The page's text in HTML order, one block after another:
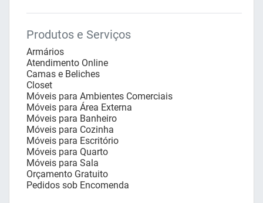
Produtos e Serviços
Armários
Atendimento Online
Camas e Beliches
Closet
Móveis para Ambientes Comerciais
Móveis para Área Externa
Móveis para Banheiro
Móveis para Cozinha
Móveis para Escritório
Móveis para Quarto
Móveis para Sala
Orçamento Gratuito
Pedidos sob Encomenda